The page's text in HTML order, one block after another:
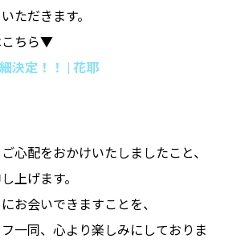
ただきます。
こちら▼
決定！！ | 花耶
心配をおかけいたしましたこと、
上げます。
お会いできますことを、
一同、心より楽しみにしておりま